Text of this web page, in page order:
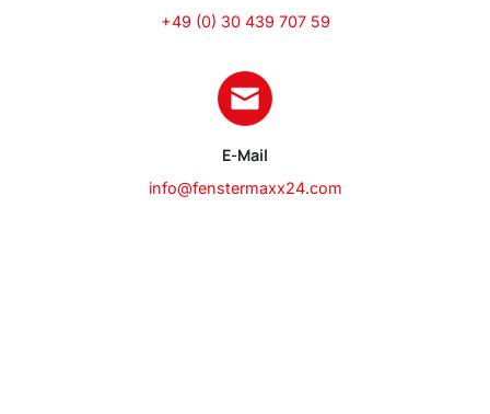
+49 (0) 30 439 707 59
E-Mail
info@fenstermaxx24.com